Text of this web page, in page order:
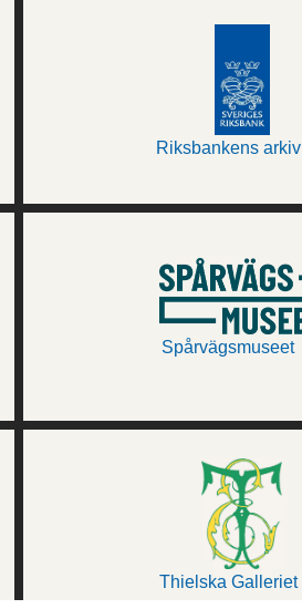
Riksbankens arkiv
Spårvägsmuseet
Thielska Galleriet